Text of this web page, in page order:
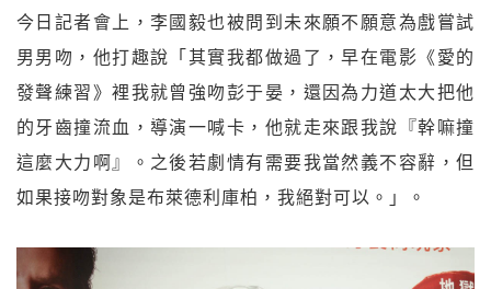
今日記者會上，李國毅也被問到未來願不願意為戲嘗試
男男吻，他打趣說「其實我都做過了，早在電影《愛的
發聲練習》裡我就曾強吻彭于晏，還因為力道太大把他
的牙齒撞流血，導演一喊卡，他就走來跟我說『幹嘛撞
這麼大力啊』。之後若劇情有需要我當然義不容辭，但
如果接吻對象是布萊德利庫柏，我絕對可以。」。